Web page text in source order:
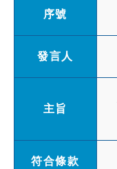
序號
發言人
主旨
符合條款